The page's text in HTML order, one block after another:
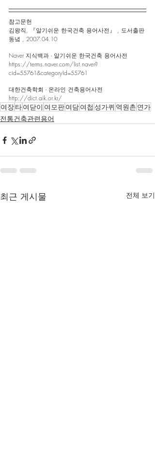
참고문헌
김왕직, 『알기쉬운 한국건축 용어사전』 , 도서출판
동녘 , 2007.04.10
Naver 지식백과 - 알기쉬운 한국건축 용어사전
https://terms.naver.com/list.naver?
cid=55761&categoryId=55761
대한건축학회 - 온라인 건축용어사전
http://dict.aik.or.kr/
여장타여닫이 여모판여담여첩 성가퀴 역원촌 연가
전통건축관련용어
최근 게시물 전체 보기